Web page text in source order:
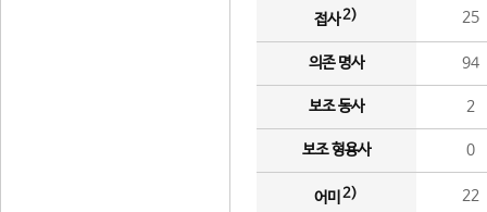
접사2) 25
의존 명사 94
보조 동사 2
보조 형용사 0
어미 2) 22